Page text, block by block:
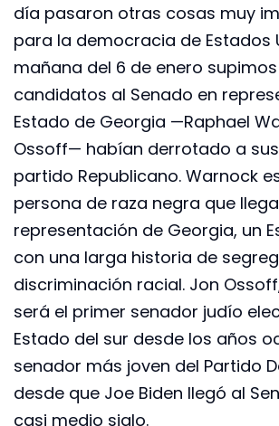
día pasaron otras cosas muy
para la democracia de Estados
mañana del 6 de enero
candidatos al Senado en
Estado de Georgia —Raphael
Ossoff— habían derrotado a
partido Republicano. Warnock
persona de raza negra que
representación de Georgia, un
con una larga historia de
discriminación racial. Jon
será el primer senador judío
Estado del sur desde los años
senador más joven del Partido
desde que Joe Biden llegó al
casi medio siglo.